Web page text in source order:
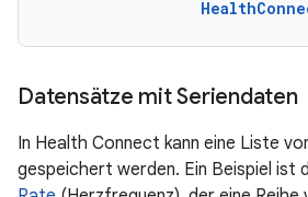
Datensätze mit Seriendaten
In Health Connect kann eine Liste
gespeichert werden. Ein Beispiel ist